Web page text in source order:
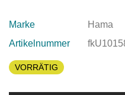
Marke
Hama
Artikelnummer
VORRÄTIG